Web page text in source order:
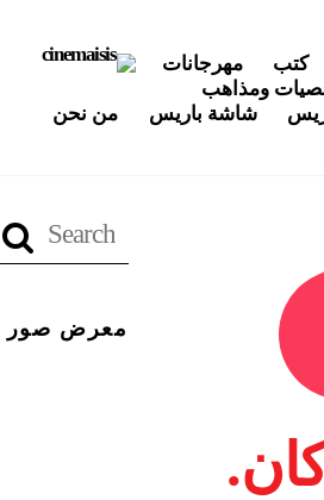
كتب
مهرجانات
ومذاهب
شاشة باريس من نحن
معرض صور